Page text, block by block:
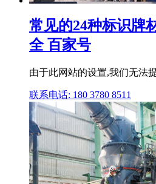
常见的24种标识牌
全 百家号
由于此网站的设置,我们无法
联系电话: 180 3780 8511